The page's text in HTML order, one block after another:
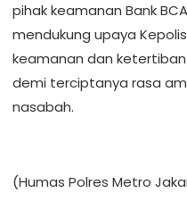
pihak keamanan Bank
mendukung upaya
keamanan dan
demi terciptanya rasa
nasabah.
(Humas Polres Metro